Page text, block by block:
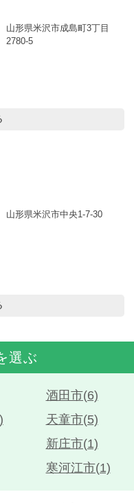
山形県米沢市成島町3丁目
2780-5
山形県米沢市中央1-7-30
選ぶ
酒田市(6)
天童市(5)
新庄市(1)
寒河江市(1)